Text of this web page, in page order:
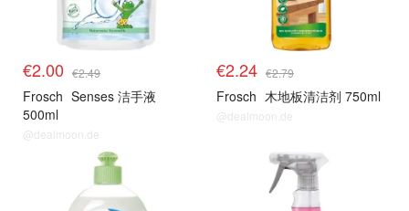
€2.00 €2.49
Frosch Senses 洁手液
500ml
@dealmoon.de
€2.24 €2.79
Frosch 木地板清洁剂 750ml
@dealmoon.de